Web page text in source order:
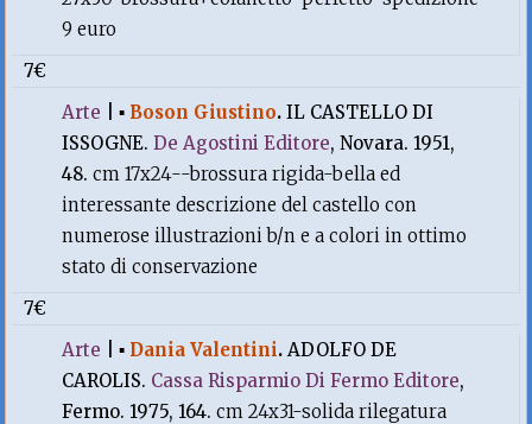
9 euro
7€
Arte |▪ Boson Giustino.IL CASTELLO DI
ISSOGNE.De Agostini Editore, Novara. 1951,
48.cm 17x24--brossura rigida-bella ed
interessante descrizione del castello con
numerose illustrazioni b/n e a colori in ottimo
stato di conservazione
7€
Arte |▪ Dania Valentini.ADOLFO DE
CAROLIS. Cassa Risparmio Di Fermo Editore,
Fermo. 1975, 164.cm 24x31-solida rilegatura